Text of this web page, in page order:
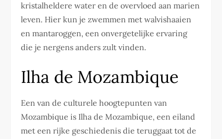
kristalheldere water en de overvloed aan marien
leven. Hier kun je zwemmen met walvishaaien
en mantaroggen, een onvergetelijke ervaring
die je nergens anders zult vinden.
Ilha de Mozambique
Een van de culturele hoogtepunten van
Mozambique is Ilha de Mozambique, een eiland
met een rijke geschiedenis die teruggaat tot de